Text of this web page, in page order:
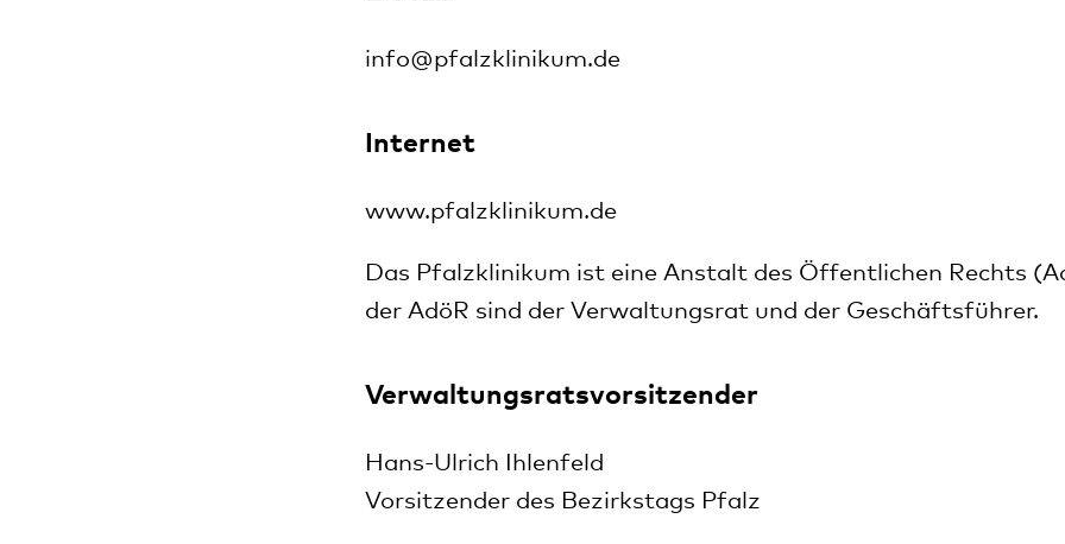
info@pfalzklinikum.de
Internet
www.pfalzklinikum.de
Das Pfalzklinikum ist eine Anstalt des Öffentlichen Rechts
der AdöR sind der Verwaltungsrat und der Geschäftsführer.
Verwaltungsratsvorsitzender
Hans-Ulrich Ihlenfeld
Vorsitzender des Bezirkstags Pfalz